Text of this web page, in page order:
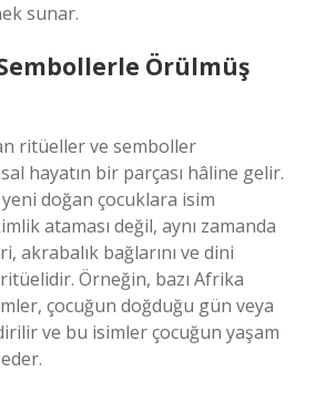
sunar.
Örülmüş
ritüeller ve semboller
hayatın bir parçası hâline gelir.
doğan çocuklara isim
ataması değil, aynı zamanda
akrabalık bağlarını ve dini
Örneğin, bazı Afrika
çocuğun doğduğu gün veya
ve bu isimler çocuğun yaşam